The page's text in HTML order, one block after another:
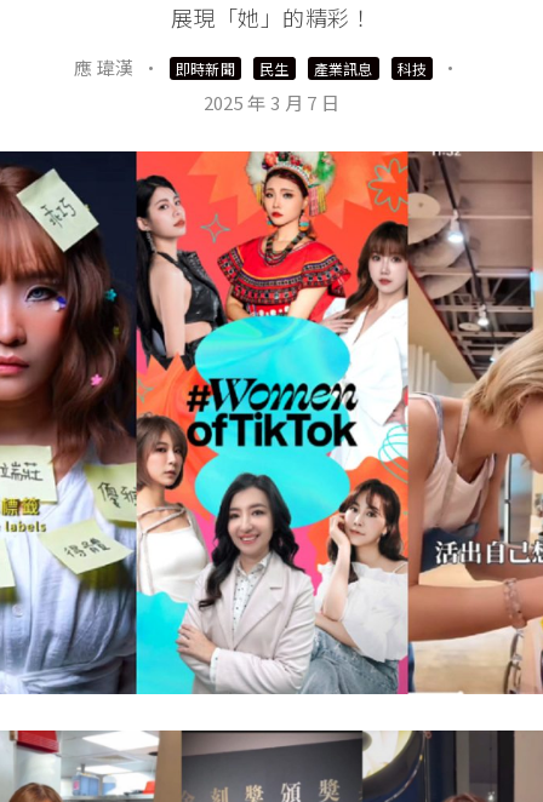
展現「她」的精彩！
應 瑋漢 · 即時新聞 民生 產業訊息 科技
·
2025 年 3 月 7 日